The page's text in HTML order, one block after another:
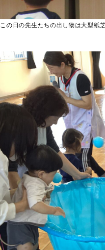
この日の先生たちの出し物は大型